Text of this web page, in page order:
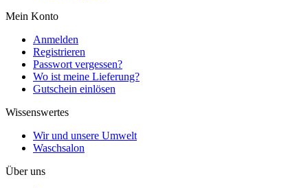
Mein Konto
Anmelden
Registrieren
Passwort vergessen?
Wo ist meine Lieferung?
Gutschein einlösen
Wissenswertes
Wir und unsere Umwelt
Waschsalon
Über uns